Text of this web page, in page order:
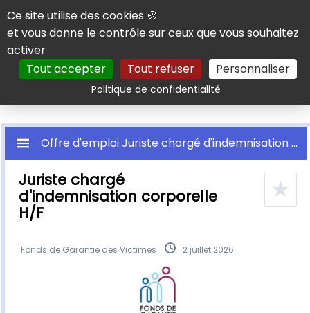
Panneau de gestion des cookies
Ce site utilise des cookies 🍪
et vous donne le contrôle sur ceux que vous souhaitez
activer
Tout accepter
Tout refuser Personnaliser
Politique de confidentialitéRechercher
Offre d'emploi Juriste chargé d'indemnisation corporelle H/F
Juriste chargé
d'indemnisation corporelle
H/F
★
Fonds de Garantie des Victimes 2 juillet 2026